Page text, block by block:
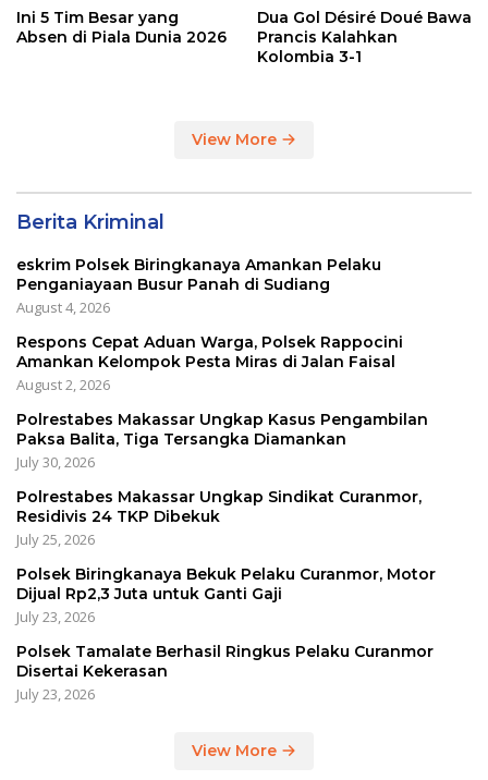
Ini 5 Tim Besar yang
Absen di Piala Dunia 2026
Dua Gol Désiré Doué Bawa
Prancis Kalahkan
Kolombia 3-1
View More
Berita Kriminal
eskrim Polsek Biringkanaya Amankan Pelaku
Penganiayaan Busur Panah di Sudiang
August 4, 2026
Respons Cepat Aduan Warga, Polsek Rappocini
Amankan Kelompok Pesta Miras di Jalan Faisal
August 2, 2026
Polrestabes Makassar Ungkap Kasus Pengambilan
Paksa Balita, Tiga Tersangka Diamankan
July 30, 2026
Polrestabes Makassar Ungkap Sindikat Curanmor,
Residivis 24 TKP Dibekuk
July 25, 2026
Polsek Biringkanaya Bekuk Pelaku Curanmor, Motor
Dijual Rp2,3 Juta untuk Ganti Gaji
July 23, 2026
Polsek Tamalate Berhasil Ringkus Pelaku Curanmor
Disertai Kekerasan
July 23, 2026
View More